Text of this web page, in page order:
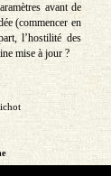
avant de
(commencer en
l’hostilité des
mise à jour ?